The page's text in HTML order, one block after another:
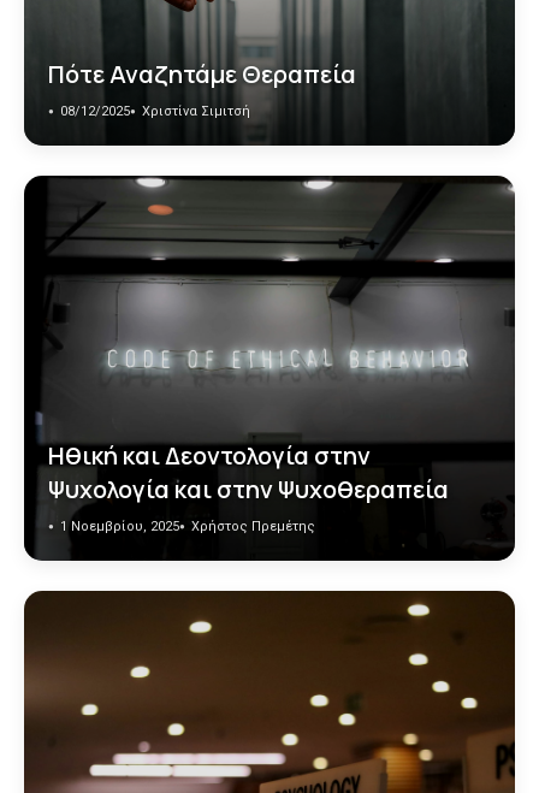
Πότε Αναζητάμε Θεραπεία
08/12/2025 Χριστίνα Σιμιτσή
Ηθική και Δεοντολογία στην
Ψυχολογία και στην Ψυχοθεραπεία
1 Νοεμβρίου, 2025 Χρήστος Πρεμέτης